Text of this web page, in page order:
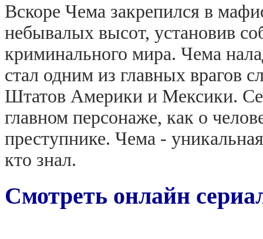
Вскоре Чема закрепился в
небывалых высот, установив
криминального мира. Чема
стал одним из главных врагов
Штатов Америки и Мексики.
главном персонаже, как о
преступнике. Чема -
кто знал.
Смотреть онлайн